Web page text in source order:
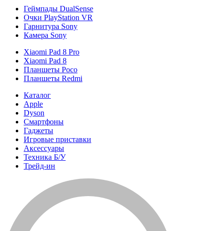
Геймпады DualSense
Очки PlayStation VR
Гарнитура Sony
Камера Sony
Xiaomi Pad 8 Pro
Xiaomi Pad 8
Планшеты Poco
Планшеты Redmi
Каталог
Apple
Dyson
Смартфоны
Гаджеты
Игровые приставки
Аксессуары
Техника Б/У
Трейд-ин